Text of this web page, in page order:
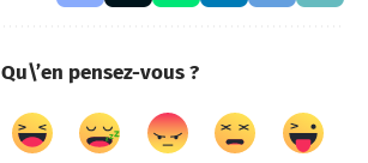
Qu\’en pensez-vous ?